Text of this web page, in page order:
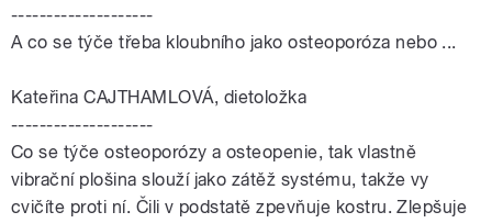
--------------------
A co se týče třeba kloubního jako osteoporóza nebo ...
Kateřina CAJTHAMLOVÁ, dietoložka
--------------------
Co se týče osteoporózy a osteopenie, tak vlastně
vibrační plošina slouží jako zátěž systému, takže vy
cvičíte proti ní. Čili v podstatě zpevňuje kostru. Zlepšuje